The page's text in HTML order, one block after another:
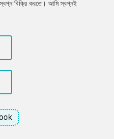
স্বপ্ন বিক্রি করতে। আমি স্বপ্নই
মানুষগুলো আলাদা থাকে। তাদের